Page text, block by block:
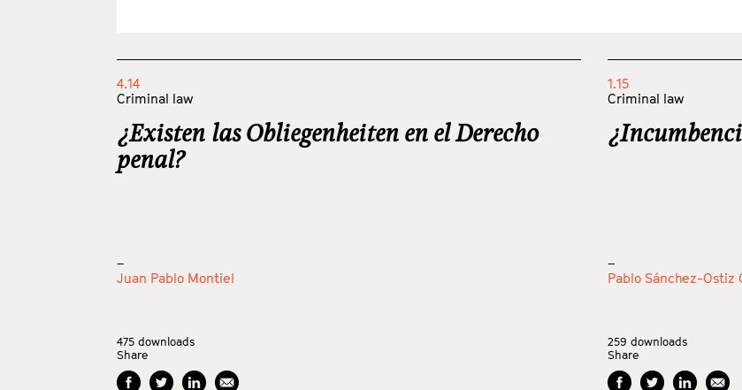
4.14
Criminal law
¿Existen las Obliegenheiten en el Derecho
penal?
_
Juan Pablo Montiel
475 downloads
Share
1.15
Criminal law
_
Pablo Sánchez-Ostiz
259 downloads
Share